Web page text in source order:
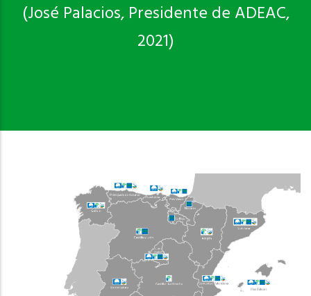
(José Palacios, Presidente de ADEAC,
2021)